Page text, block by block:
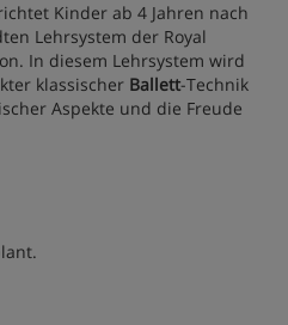
Kinder ab 4 Jahren nach
Lehrsystem der Royal
In diesem Lehrsystem wird
klassischer Ballett-Technik
Aspekte und die Freude